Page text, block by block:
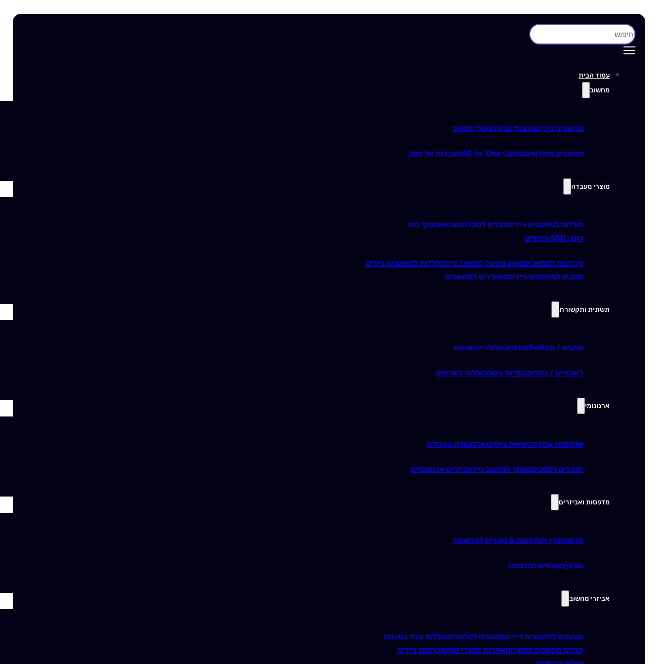
חיפוש
עמוד הבית
מחשוב
מחשבים ניידיםתחנות עבודהמסכי מחשב
מחשבים מחודשיםמחשבי All-in-One מערכות אל פסק
מוצרי מעבדה
סוללות למחשבים ניידיםכבלים לסוללותשנאיםספקי כוח
כונני SSD פנימיים
זיכרונות למחשביםשקע טעינה למחשב ניידמקלדות למחשבים ניידים
מסכים למחשבים ניידיםמאווררים למחשבים
תשתית ותקשורת
מתגים / Switch מודמים סלולרייםשנאים
ראוטרים / נתביםנקודות גישהסוללות לשרתים
ארגונומי
שולחנות עבודהכיסאות גיימינגארגונומיה בעבודה
סטנדים למסכיםמעמד למחשב ניידאביזרים ארגונומיים
מדפסות ואביזרים
מדפסותדיו למדפסות & טונרים למדפסות
סורקיםשנאים למדפסת
אביזרי מחשוב
מטענים למחשבים ניידיםמטענים לטלפוניםסוללות גיבוי נטענות
כבלים מתאמים ומפצליםאוזניות ומוצרי שמעזכרונות ניידים